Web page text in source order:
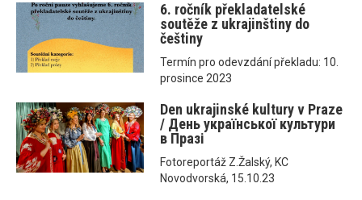
6. ročník překladatelské
soutěže z ukrajinštiny do
češtiny
Termín pro odevzdání překladu: 10.
prosince 2023
Den ukrajinské kultury v Praze
/ День української культури
в Празі
Fotoreportáž Z.Žalský, KC
Novodvorská, 15.10.23